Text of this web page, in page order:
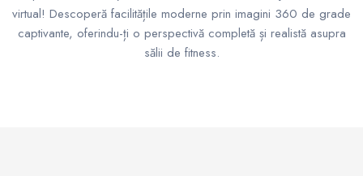
virtual! Descoperă facilitățile moderne prin imagini 360 de grade
captivante, oferindu-ți o perspectivă completă și realistă asupra
sălii de fitness.